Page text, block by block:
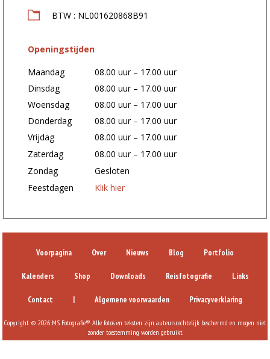
BTW : NL001620868B91
Openingstijden
Maandag
08.00 uur – 17.00 uur
Dinsdag
08.00 uur – 17.00 uur
Woensdag
08.00 uur – 17.00 uur
Donderdag
08.00 uur – 17.00 uur
Vrijdag
08.00 uur – 17.00 uur
Zaterdag
08.00 uur – 17.00 uur
Zondag
Gesloten
Feestdagen
Klik hier
Voorpagina Over Nieuws Blog Portfolio
Kalenders Shop Downloads Reisfotografie Links
Contact | Algemene voorwaarden Privacyverklaring
Copyright © 2026 MS Fotografie® Alle foto's en teksten zijn auteursrechtelijk beschermd en mogen niet
zonder toestemming worden gebruikt.